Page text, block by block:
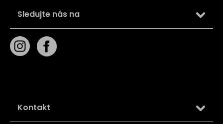
Sledujte nás na
Kontakt